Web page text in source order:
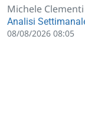
Michele Clementi
Analisi
08/08/2026 08:05